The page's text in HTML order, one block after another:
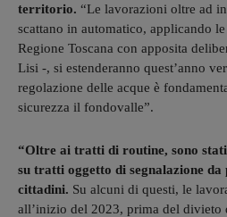
territorio. “Le lavorazioni oltre ad
scattano in automatico, applicando
Regione Toscana con apposita
Lisi -, si estenderanno quest’anno
regolazione delle acque è
sicurezza il fondovalle”.
“Oltre ai tratti di routine, sono
su tratti oggetto di segnalazione
cittadini. Su alcuni di questi, le
all’inizio del 2023, prima del divieto